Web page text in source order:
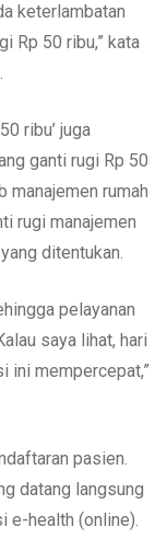
keterlambatan
Rp 50 ribu,” kata
ribu’ juga
ganti rugi Rp 50
manajemen rumah
rugi manajemen
ditentukan.
pelayanan
saya lihat, hari
ini mempercepat,”
pasien.
datang langsung
e-health (online).